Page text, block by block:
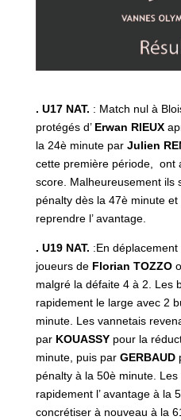
. U17 NAT. : Match nul à
protégés d’ Erwan RIEUX
la 24è minute par Julien
cette première période, ont
score. Malheureusement ils
pénalty dès la 47è minute et
reprendre l’ avantage.
. U19 NAT. :En
joueurs deFlorian TOZZO
malgré la défaite 4 à 2. Les
rapidement le large avec 2
minute. Les vannetais
par KOUASSYpour la
minute, puis par GERBAUD
pénalty à la 50è minute.
rapidement l’ avantage à la
concrétiser à nouveau à la